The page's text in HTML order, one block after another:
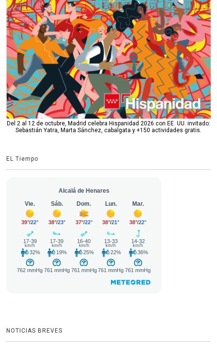
Del 2 al 12 de octubre, Madrid celebra Hispanidad 2026 con EE. UU. invitado:
Sebastián Yatra, Marta Sánchez, cabalgata y +150 actividades gratis.
EL Tiempo
NOTICIAS BREVES